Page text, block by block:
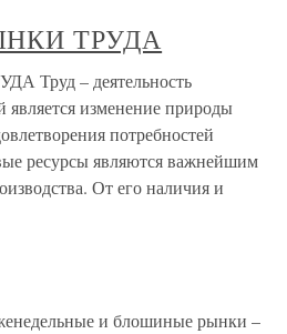
ТРУДА
Труд – деятельность
является изменение природы
потребностей
ресурсы являются важнейшим
От его наличия и
и блошиные рынки –